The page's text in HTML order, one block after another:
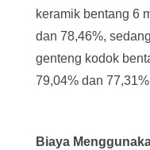
keramik bentang 6
dan 78,46%,
genteng kodok
79,04% dan
Biaya